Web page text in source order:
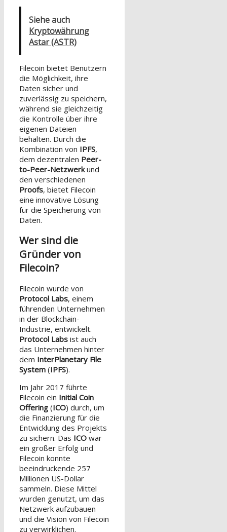
Siehe auch
Kryptowährung
Astar (ASTR)
Filecoin bietet Benutzern
die Möglichkeit, ihre
Daten sicher und
zuverlässig zu speichern,
während sie gleichzeitig
die Kontrolle über ihre
eigenen Dateien
behalten. Durch die
Kombination von IPFS,
dem dezentralen Peer-
to-Peer-Netzwerkund
den verschiedenen
Proofs, bietet Filecoin
eine innovative Lösung
für die Speicherung von
Daten.
Wer sind die
Gründer von
Filecoin?
Filecoin wurde von
Protocol Labs, einem
führenden Unternehmen
in der Blockchain-
Industrie, entwickelt.
Protocol Labs ist auch
das Unternehmen hinter
dem InterPlanetary File
System (IPFS).
Im Jahr 2017 führte
Filecoin ein Initial Coin
Offering (ICO) durch, um
die Finanzierung für die
Entwicklung des Projekts
zu sichern. Das ICO war
ein großer Erfolg und
Filecoin konnte
beeindruckende 257
Millionen US-Dollar
sammeln. Diese Mittel
wurden genutzt, um das
Netzwerk aufzubauen
und die Vision von Filecoin
zu verwirklichen.